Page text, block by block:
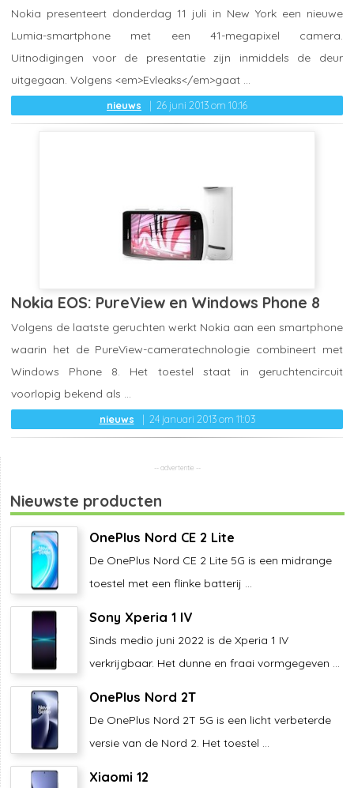
nieuws 26 juni 2013 om 10:16
Nokia presenteert donderdag 11 juli in New York een nieuwe
Lumia-smartphone met een 41-megapixel camera.
Uitnodigingen voor de presentatie zijn inmiddels de deur
uitgegaan. Volgens <em>Evleaks</em>gaat ...
Nokia EOS: PureView en Windows Phone 8
nieuws 24 januari 2013 om 11:03
Volgens de laatste geruchten werkt Nokia aan een smartphone
waarin het de PureView-cameratechnologie combineert met
Windows Phone 8. Het toestel staat in geruchtencircuit
voorlopig bekend als ...
Nieuwste producten
OnePlus Nord CE 2 Lite
De OnePlus Nord CE 2 Lite 5G is een midrange
toestel met een flinke batterij ...
Sony Xperia 1 IV
Sinds medio juni 2022 is de Xperia 1 IV
verkrijgbaar. Het dunne en fraai vormgegeven ...
OnePlus Nord 2T
De OnePlus Nord 2T 5G is een licht verbeterde
versie van de Nord 2. Het toestel ...
Xiaomi 12